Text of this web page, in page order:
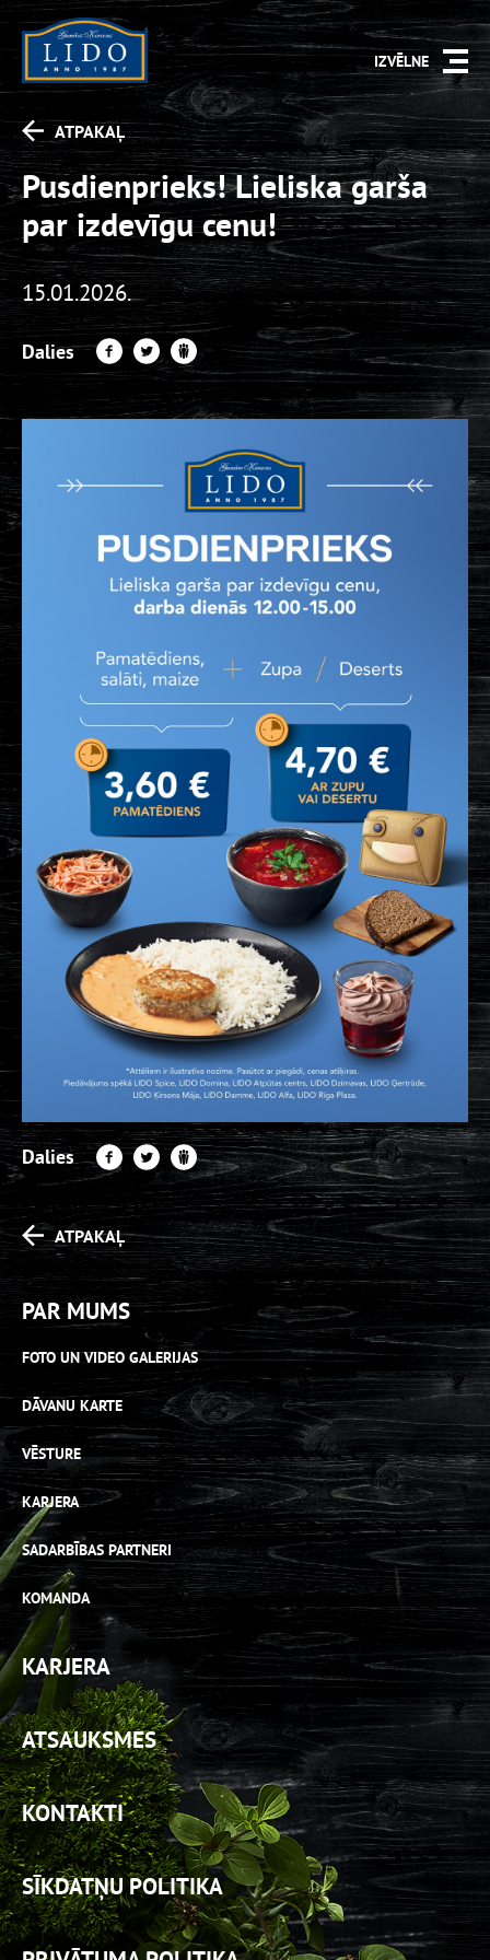
IZVĒLNE
ATPAKAĻ
Pusdienprieks! Lieliska garša
par izdevīgu cenu!
15.01.2026.
Dalies
Dalies
ATPAKAĻ
PAR MUMS
FOTO UN VIDEO GALERIJAS
DĀVANU KARTE
VĒSTURE
KARJERA
SADARBĪBAS PARTNERI
KOMANDA
KARJERA
ATSAUKSMES
KONTAKTI
SĪKDATŅU POLITIKA